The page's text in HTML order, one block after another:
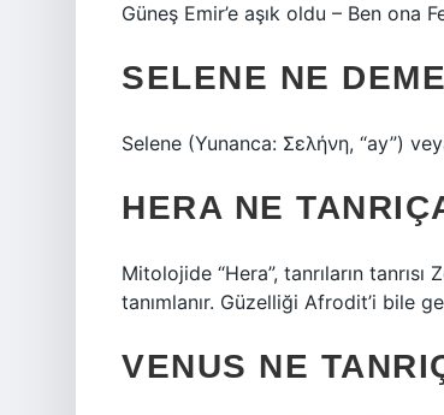
Güneş Emir’e aşık oldu – Ben ona
SELENE NE
Selene (Yunanca: Σελήνη, “ay”)
HERA NE
Mitolojide “Hera”, tanrıların
tanımlanır. Güzelliği Afrodit’i bile
VENUS NE